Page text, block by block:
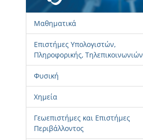
Μαθηματικά
Επιστήμες Υπολογιστών,
Πληροφορικής, Τηλεπικοινωνιών
Φυσική
Χημεία
Γεωεπιστήμες και Επιστήμες
Περιβάλλοντος